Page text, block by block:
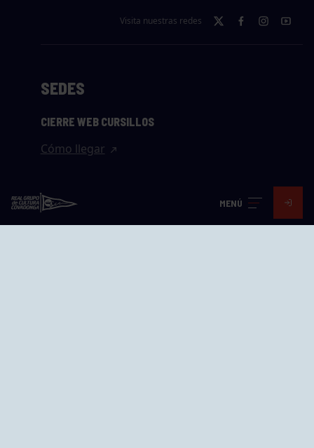
MENÚ
Visita nuestras redes
SEDES
CIERRE WEB CURSILLOS
Cómo llegar
Avd. Jesús Revuelta, 2 33204
Gijón - Asturias